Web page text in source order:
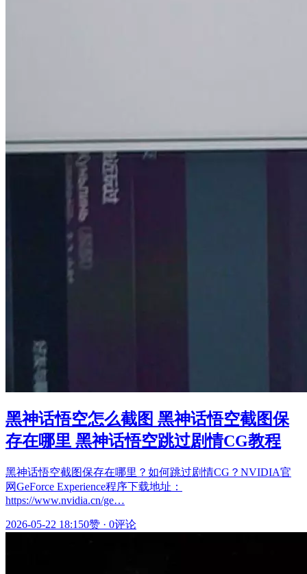
黑神话悟空怎么截图 黑神话悟空截图保
存在哪里 黑神话悟空跳过剧情CG教程
黑神话悟空截图保存在哪里？如何跳过剧情CG？NVIDIA官
网GeForce Experience程序下载地址：
https://www.nvidia.cn/ge…
2026-05-22 18:150赞 · 0评论